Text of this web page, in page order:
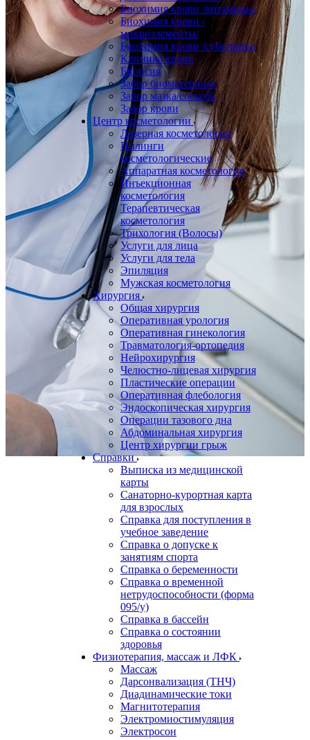
Биохимия крови /витамины/
Биохимия крови /
микроэлементы/
Биохимия крови /субстраты/
Клиника крови
Биопсия
Забор биоматериала
Забор мазка/соскоба
Забор крови
Центр косметологии
Лазерная косметология
Пилинги
косметологические
Аппаратная косметология
Инъекционная
косметология
Терапевтическая
косметология
Трихология (Волосы)
Услуги для лица
Услуги для тела
Эпиляция
Мужская косметология
Хирургия
Общая хирургия
Оперативная урология
Оперативная гинекология
Травматология-ортопедия
Нейрохирургия
Челюстно-лицевая хирургия
Пластические операции
Оперативная флебология
Эндоскопическая хирургия
Операции тазового дна
Абдоминальная хирургия
Центр хирургии грыж
Справки
Выписка из медицинской
карты
Санаторно-курортная карта
для взрослых
Справка для поступления в
учебное заведение
Справка о допуске к
занятиям спорта
Справка о беременности
Справка о временной
нетрудоспособности (форма
095/у)
Справка в бассейн
Справка о состоянии
здоровья
Физиотерапия, массаж и ЛФК
Массаж
Дарсонвализация (ТНЧ)
Диадинамические токи
Магнитотерапия
Электромиостимуляция
Электросон